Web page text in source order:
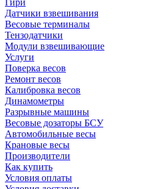
Гири
Датчики взвешивания
Весовые терминалы
Тензодатчики
Модули взвешивающие
Услуги
Поверка весов
Ремонт весов
Калибровка весов
Динамометры
Разрывные машины
Весовые дозаторы БСУ
Автомобильные весы
Крановые весы
Производители
Как купить
Условия оплаты